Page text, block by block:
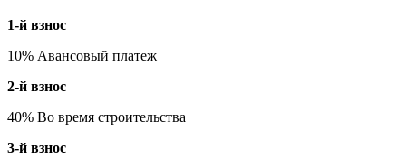
1-й взнос
10% Авансовый платеж
2-й взнос
40% Во время строительства
3-й взнос